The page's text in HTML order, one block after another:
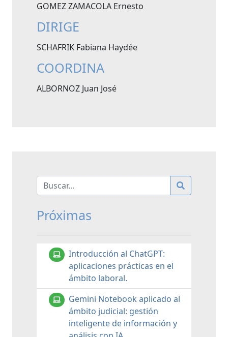
GOMEZ ZAMACOLA Ernesto
DIRIGE
SCHAFRIK Fabiana Haydée
COORDINA
ALBORNOZ Juan José
Próximas
Introducción al ChatGPT:
aplicaciones prácticas en el
ámbito laboral.
Gemini Notebook aplicado al
ámbito judicial: gestión
inteligente de información y